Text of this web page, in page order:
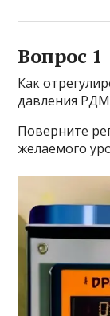
Вопрос 1
Как
давления
Поверните
желаемого